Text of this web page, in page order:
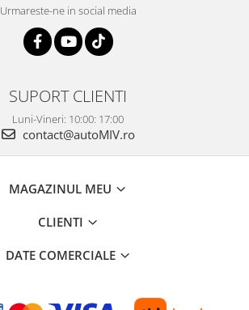
Urmareste-ne in social media
SUPORT CLIENTI
Luni-Vineri: 10:00: 17:00
contact@autoMIV.ro
MAGAZINUL MEU
CLIENTI
DATE COMERCIALE